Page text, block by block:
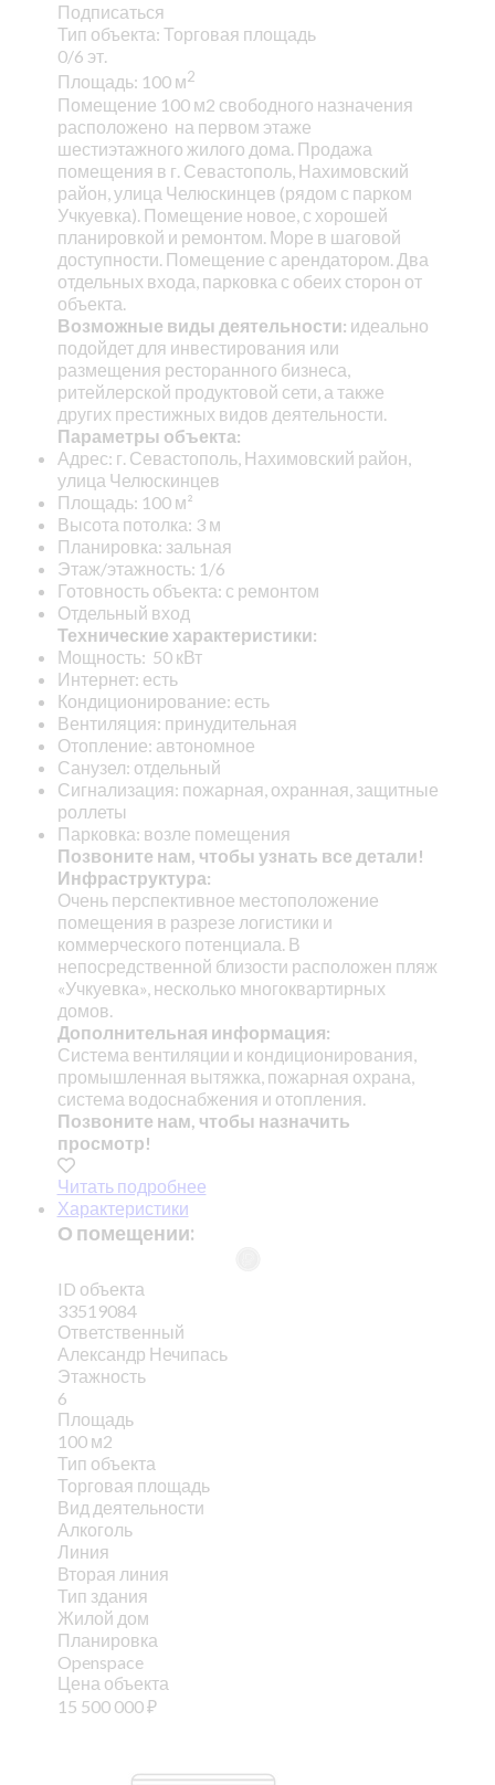
Подписаться
Тип объекта: Торговая площадь
0/6 эт.
Площадь: 100 м2
Помещение 100 м2 свободного назначения
расположено на первом этаже
шестиэтажного жилого дома. Продажа
помещения в г. Севастополь, Нахимовский
район, улица Челюскинцев (рядом с парком
Учкуевка). Помещение новое, с хорошей
планировкой и ремонтом. Море в шаговой
доступности. Помещение с арендатором. Два
отдельных входа, парковка с обеих сторон от
объекта.
Возможные виды деятельности: идеально
подойдет для инвестирования или
размещения ресторанного бизнеса,
ритейлерской продуктовой сети, а также
других престижных видов деятельности.
Параметры объекта:
Адрес: г. Севастополь, Нахимовский район,
улица Челюскинцев
Площадь: 100 м²
Высота потолка: 3 м
Планировка: зальная
Этаж/этажность: 1/6
Готовность объекта: с ремонтом
Отдельный вход
Технические характеристики:
Мощность: 50 кВт
Интернет: есть
Кондиционирование: есть
Вентиляция: принудительная
Отопление: автономное
Санузел: отдельный
Сигнализация: пожарная, охранная, защитные
роллеты
Парковка: возле помещения
Позвоните нам, чтобы узнать все детали!
Инфраструктура:
Очень перспективное местоположение
помещения в разрезе логистики и
коммерческого потенциала. В
непосредственной близости расположен пляж
«Учкуевка», несколько многоквартирных
домов.
Дополнительная информация:
Система вентиляции и кондиционирования,
промышленная вытяжка, пожарная охрана,
система водоснабжения и отопления.
Позвоните нам, чтобы назначить
просмотр!
Читать подробнее
Характеристики
О помещении:
ID объекта
33519084
Ответственный
Александр Нечипась
Этажность
6
Площадь
100 м2
Тип объекта
Торговая площадь
Вид деятельности
Алкоголь
Линия
Вторая линия
Тип здания
Жилой дом
Планировка
Openspace
Цена объекта
15 500 000₽